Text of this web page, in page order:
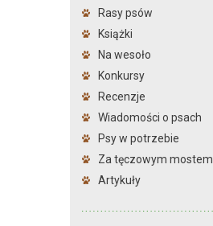
Rasy psów
Książki
Na wesoło
Konkursy
Recenzje
Wiadomości o psach
Psy w potrzebie
Za tęczowym mostem
Artykuły